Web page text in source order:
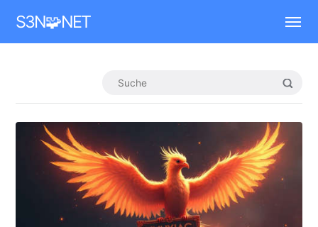
S3N🧩NET